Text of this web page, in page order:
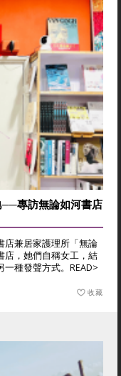
專訪無論如河書店
店兼居家護理所「無論
店，她們自稱女工，結
種發聲方式。 READ>
收藏